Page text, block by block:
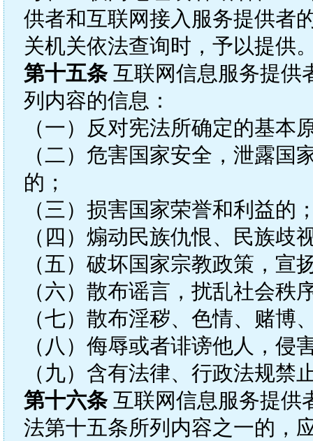
供者和互联网接入服务提供者
关机关依法查询时，予以提供
第十五条互联网信息服务提供
列内容的信息：
（一）反对宪法所确定的基本
（二）危害国家安全，泄露
的；
（三）损害国家荣誉和利益的
（四）煽动民族仇恨、民族歧
（五）破坏国家宗教政策，宣
（六）散布谣言，扰乱社会秩
（七）散布淫秽、色情、赌
（八）侮辱或者诽谤他人，侵
（九）含有法律、行政法规禁
第十六条互联网信息服务提供
法第十五条所列内容之一的，